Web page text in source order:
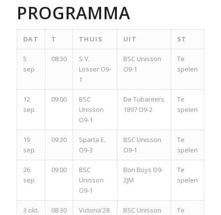
PROGRAMMA
DAT T THUIS UIT ST
5
sep.
08:30
S.V.
Losser O9-
1
BSC Unisson
O9-1
Te
spelen
12
sep.
09:00
BSC
Unisson
O9-1
De Tubanters
1897 O9-2
Te
spelen
19
sep.
09:30
Sparta E.
O9-3
BSC Unisson
O9-1
Te
spelen
26
sep.
09:00
BSC
Unisson
O9-1
Bon Boys O9-
2JM
Te
spelen
3 okt. 08:30
Victoria'28
BSC Unisson
Te